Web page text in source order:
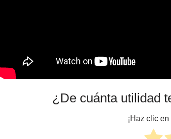
¿De cuánta utilidad
¡Haz clic